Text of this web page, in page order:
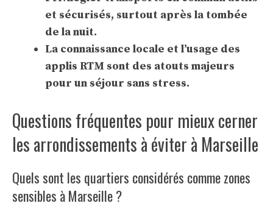
et sécurisés, surtout après la tombée
de la nuit.
La connaissance locale et l’usage des
applis RTM sont des atouts majeurs
pour un séjour sans stress.
Questions fréquentes pour mieux cerner
les arrondissements à éviter à Marseille
Quels sont les quartiers considérés comme zones
sensibles à Marseille ?